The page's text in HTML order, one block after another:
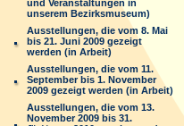
und Veranstaltungen in
unserem Bezirksmuseum)
Ausstellungen, die vom 8. Mai
bis 21. Juni 2009 gezeigt
werden (in Arbeit)
Ausstellungen, die vom 11.
September bis 1. November
2009 gezeigt werden (in Arbeit)
Ausstellungen, die vom 13.
November 2009 bis 31.